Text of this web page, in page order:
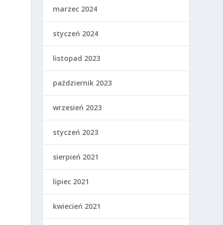
marzec 2024
styczeń 2024
listopad 2023
październik 2023
wrzesień 2023
styczeń 2023
sierpień 2021
lipiec 2021
kwiecień 2021